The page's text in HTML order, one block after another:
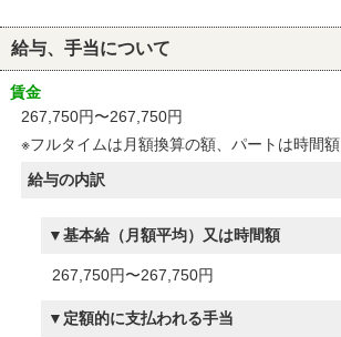
給与、手当について
賃金
267,750円〜267,750円
※フルタイムは月額換算の額、パートは時間額
給与の内訳
基本給（月額平均）又は時間額
267,750円〜267,750円
定額的に支払われる手当